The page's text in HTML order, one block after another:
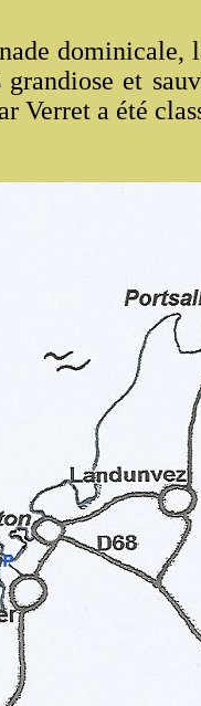
dominicale,
et
Verret a été